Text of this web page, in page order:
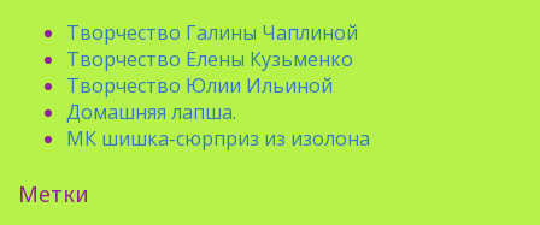
Творчество Галины Чаплиной
Творчество Елены Кузьменко
Творчество Юлии Ильиной
Домашняя лапша.
МК шишка-сюрприз из изолона
Метки